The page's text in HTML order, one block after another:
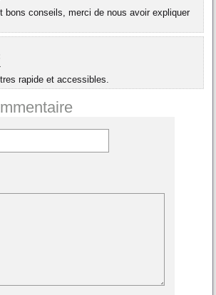
bons conseils, merci de nous avoir expliquer
rapide et accessibles.